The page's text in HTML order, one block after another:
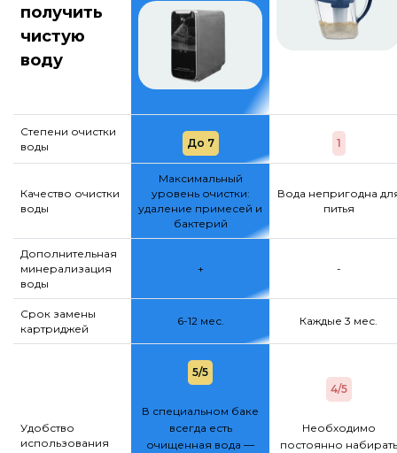
получить
чистую
воду
Степени очистки
воды
До 7 1
Качество очистки
воды
Максимальный
уровень очистки:
удаление примесей и
бактерий
Вода непригодна
питья
Дополнительная
минерализация
воды
+ -
Срок замены
картриджей
6-12 мес. Каждые 3 мес.
Удобство
использования
5/5
В специальном баке
всегда есть
очищенная вода —
4/5
Необходимо
постоянно набирать